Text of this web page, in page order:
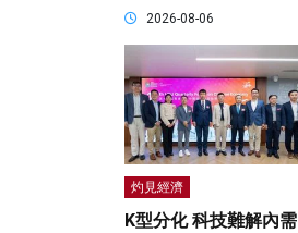
2026-08-06
灼見經濟
K型分化 科技難解內需